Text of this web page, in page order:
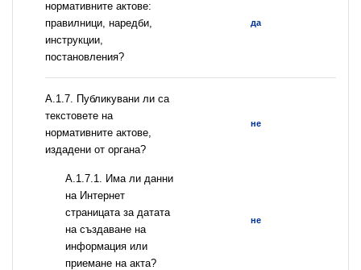
нормативните актове:
правилници, наредби,
инструкции,
постановления?
да
А.1.7. Публикувани ли са
текстовете на
нормативните актове,
издадени от органа?
не
A.1.7.1. Има ли данни
на Интернет
страницата за датата
на създаване на
информация или
приемане на акта?
не